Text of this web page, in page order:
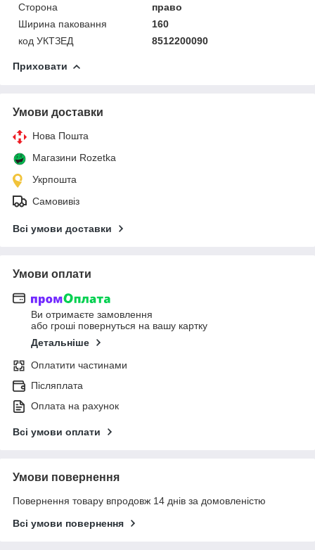
Сторона
право
Ширина паковання
160
код УКТЗЕД
8512200090
Приховати
Умови доставки
Нова Пошта
Магазини Rozetka
Укрпошта
Самовивіз
Всі умови доставки
Умови оплати
Ви отримаєте замовлення
або гроші повернуться на вашу картку
Детальніше
Оплатити частинами
Післяплата
Оплата на рахунок
Всі умови оплати
Умови повернення
Повернення товару впродовж 14 днів за домовленістю
Всі умови повернення